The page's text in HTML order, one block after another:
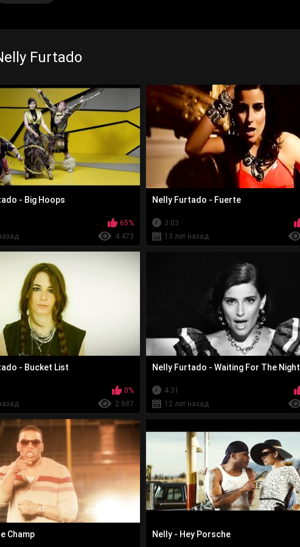
Furtado
- Big Hoops
65%
4 473
Nelly Furtado - Fuerte
3:03
13 лет назад
- Bucket List
0%
2 887
Nelly Furtado - Waiting For The Night
4:31
12 лет назад
Champ Nelly - Hey Porsche